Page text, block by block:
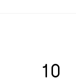
10